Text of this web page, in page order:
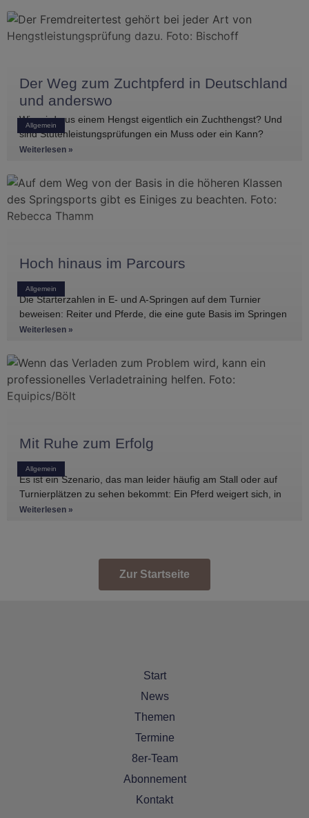
Allgemein
Der Weg zum Zuchtpferd in Deutschland
und anderswo
Wie wird aus einem Hengst eigentlich ein Zuchthengst? Und
sind Stutenleistungsprüfungen ein Muss oder ein Kann?
Einblicke in die Regelwerke
Weiterlesen »
Allgemein
Hoch hinaus im Parcours
Die Starterzahlen in E- und A-Springen auf dem Turnier
beweisen: Reiter und Pferde, die eine gute Basis im Springen
haben, gibt es
Weiterlesen »
Allgemein
Mit Ruhe zum Erfolg
Es ist ein Szenario, das man leider häufig am Stall oder auf
Turnierplätzen zu sehen bekommt: Ein Pferd weigert sich, in
den Anhänger zu
Weiterlesen »
Zur Startseite
Start
News
Themen
Termine
8er-Team
Abonnement
Kontakt